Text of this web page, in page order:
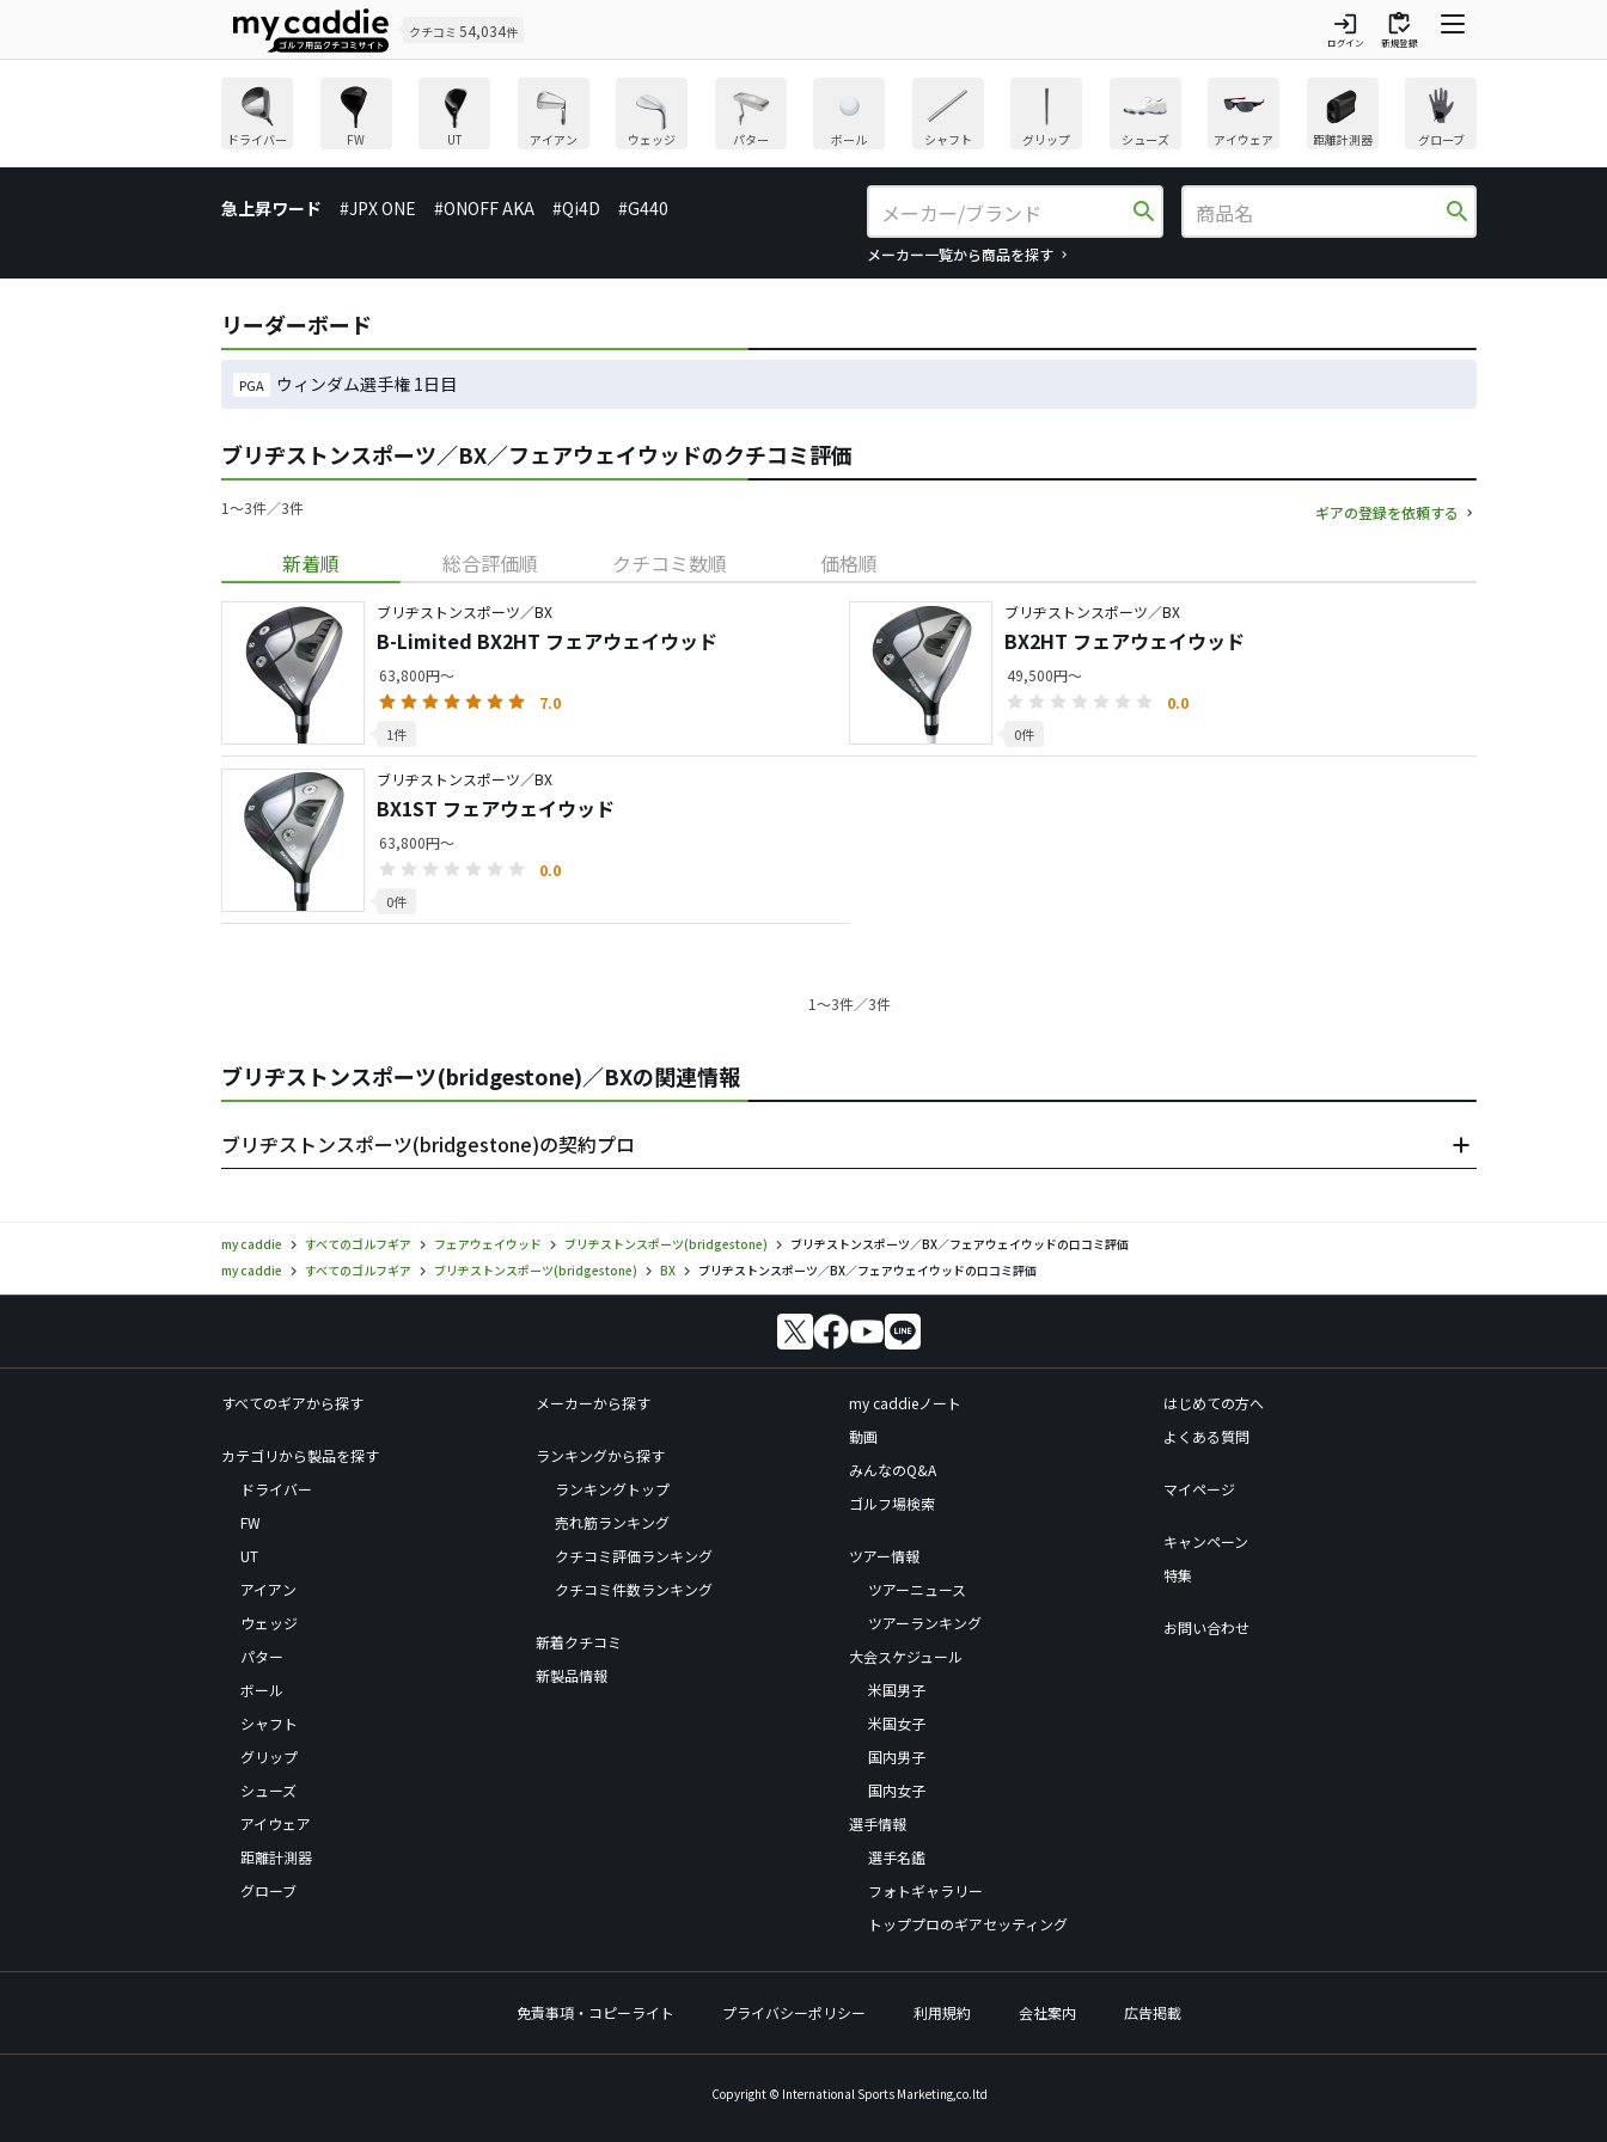
クチコミ 54,034件 login
ログイン
inventory
新規登録
ドライバー FW UT アイアン ウェッジ パター ボール シャフト グリップ シューズ アイウェア 距離計測器 グローブ
急上昇ワード #JPX ONE #ONOFF AKA #Qi4D #G440 search
メーカー一覧から商品を探す
search
リーダーボード
PGA ウィンダム選手権 1日目
ブリヂストンスポーツ／BX／フェアウェイウッドのクチコミ評価
1〜3件／3件 ギアの登録を依頼する
新着順 総合評価順 クチコミ数順 価格順
ブリヂストンスポーツ／BX
B-Limited BX2HT フェアウェイウッド
63,800円～
7.0
1件
ブリヂストンスポーツ／BX
BX2HT フェアウェイウッド
49,500円～
0.0
0件
ブリヂストンスポーツ／BX
BX1ST フェアウェイウッド
63,800円～
0.0
0件
1〜3件／3件
ブリヂストンスポーツ(bridgestone)／BXの関連情報
ブリヂストンスポーツ(bridgestone)の契約プロ
my caddie すべてのゴルフギア フェアウェイウッド ブリヂストンスポーツ(bridgestone)
ブリヂストンスポーツ／BX／フェアウェイウッドの口コミ評価
my caddie
すべてのゴルフギア ブリヂストンスポーツ(bridgestone) BX ブリヂストンスポーツ／BX／フェアウェイウッドの口コミ評価
すべてのギアから探す
カテゴリから製品を探す
ドライバー
FW
UT
アイアン
ウェッジ
パター
ボール
シャフト
グリップ
シューズ
アイウェア
距離計測器
グローブ
メーカーから探す
ランキングから探す
ランキングトップ
売れ筋ランキング
クチコミ評価ランキング
クチコミ件数ランキング
新着クチコミ
新製品情報
my caddieノート
動画
みんなのQ&A
ゴルフ場検索
ツアー情報
ツアーニュース
ツアーランキング
大会スケジュール
米国男子
米国女子
国内男子
国内女子
選手情報
選手名鑑
フォトギャラリー
トッププロのギアセッティング
はじめての方へ
よくある質問
マイページ
キャンペーン
特集
お問い合わせ
免責事項・コピーライト プライバシーポリシー 利用規約 会社案内 広告掲載
Copyright © International Sports Marketing,co.ltd